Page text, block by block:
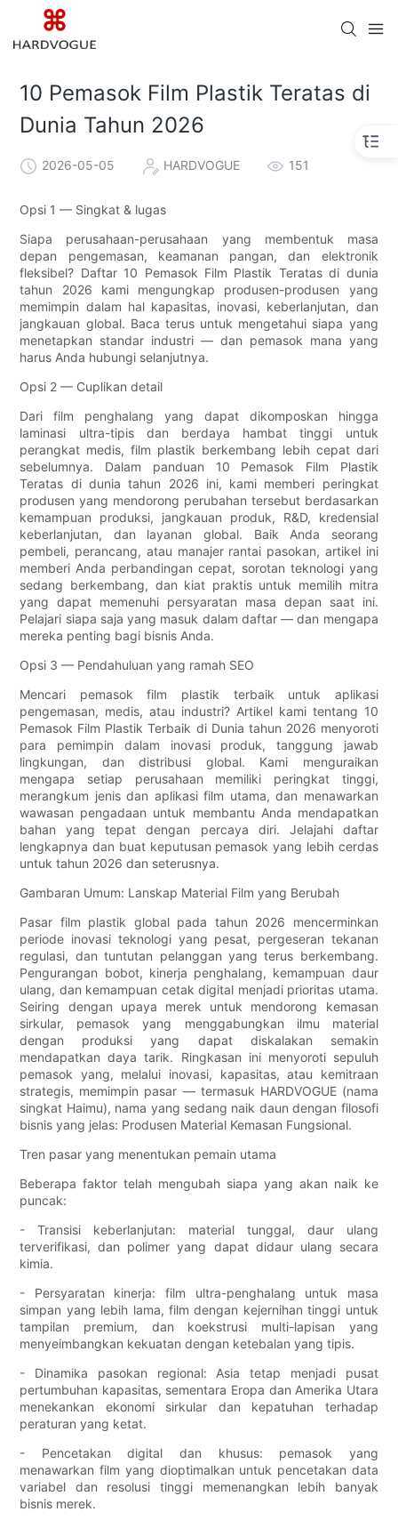
10 Pemasok Film Plastik Teratas di
Dunia Tahun 2026
2026-05-05 HARDVOGUE 151
Opsi 1 — Singkat & lugas
Siapa perusahaan-perusahaan yang membentuk masa
depan pengemasan, keamanan pangan, dan elektronik
fleksibel? Daftar 10 Pemasok Film Plastik Teratas di dunia
tahun 2026 kami mengungkap produsen-produsen yang
memimpin dalam hal kapasitas, inovasi, keberlanjutan, dan
jangkauan global. Baca terus untuk mengetahui siapa yang
menetapkan standar industri — dan pemasok mana yang
harus Anda hubungi selanjutnya.
Opsi 2 — Cuplikan detail
Dari film penghalang yang dapat dikomposkan hingga
laminasi ultra-tipis dan berdaya hambat tinggi untuk
perangkat medis, film plastik berkembang lebih cepat dari
sebelumnya. Dalam panduan 10 Pemasok Film Plastik
Teratas di dunia tahun 2026 ini, kami memberi peringkat
produsen yang mendorong perubahan tersebut berdasarkan
kemampuan produksi, jangkauan produk, R&D, kredensial
keberlanjutan, dan layanan global. Baik Anda seorang
pembeli, perancang, atau manajer rantai pasokan, artikel ini
memberi Anda perbandingan cepat, sorotan teknologi yang
sedang berkembang, dan kiat praktis untuk memilih mitra
yang dapat memenuhi persyaratan masa depan saat ini.
Pelajari siapa saja yang masuk dalam daftar — dan mengapa
mereka penting bagi bisnis Anda.
Opsi 3 — Pendahuluan yang ramah SEO
Mencari pemasok film plastik terbaik untuk aplikasi
pengemasan, medis, atau industri? Artikel kami tentang 10
Pemasok Film Plastik Terbaik di Dunia tahun 2026 menyoroti
para pemimpin dalam inovasi produk, tanggung jawab
lingkungan, dan distribusi global. Kami menguraikan
mengapa setiap perusahaan memiliki peringkat tinggi,
merangkum jenis dan aplikasi film utama, dan menawarkan
wawasan pengadaan untuk membantu Anda mendapatkan
bahan yang tepat dengan percaya diri. Jelajahi daftar
lengkapnya dan buat keputusan pemasok yang lebih cerdas
untuk tahun 2026 dan seterusnya.
Gambaran Umum: Lanskap Material Film yang Berubah
Pasar film plastik global pada tahun 2026 mencerminkan
periode inovasi teknologi yang pesat, pergeseran tekanan
regulasi, dan tuntutan pelanggan yang terus berkembang.
Pengurangan bobot, kinerja penghalang, kemampuan daur
ulang, dan kemampuan cetak digital menjadi prioritas utama.
Seiring dengan upaya merek untuk mendorong kemasan
sirkular, pemasok yang menggabungkan ilmu material
dengan produksi yang dapat diskalakan semakin
mendapatkan daya tarik. Ringkasan ini menyoroti sepuluh
pemasok yang, melalui inovasi, kapasitas, atau kemitraan
strategis, memimpin pasar — ​​termasuk HARDVOGUE (nama
singkat Haimu), nama yang sedang naik daun dengan filosofi
bisnis yang jelas: Produsen Material Kemasan Fungsional.
Tren pasar yang menentukan pemain utama
Beberapa faktor telah mengubah siapa yang akan naik ke
puncak:
- Transisi keberlanjutan: material tunggal, daur ulang
terverifikasi, dan polimer yang dapat didaur ulang secara
kimia.
- Persyaratan kinerja: film ultra-penghalang untuk masa
simpan yang lebih lama, film dengan kejernihan tinggi untuk
tampilan premium, dan koekstrusi multi-lapisan yang
menyeimbangkan kekuatan dengan ketebalan yang tipis.
- Dinamika pasokan regional: Asia tetap menjadi pusat
pertumbuhan kapasitas, sementara Eropa dan Amerika Utara
menekankan ekonomi sirkular dan kepatuhan terhadap
peraturan yang ketat.
- Pencetakan digital dan khusus: pemasok yang
menawarkan film yang dioptimalkan untuk pencetakan data
variabel dan resolusi tinggi memenangkan lebih banyak
bisnis merek.